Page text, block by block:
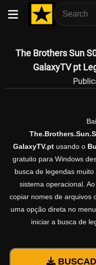
The Brothers Sun
GalaxyTV pt
GalaxyTV.ptusando o
gratuito para Windows
busca de legendas
sistema operacional.
copiar nomes de arquivos
uma opção direta no
iniciar a busca de